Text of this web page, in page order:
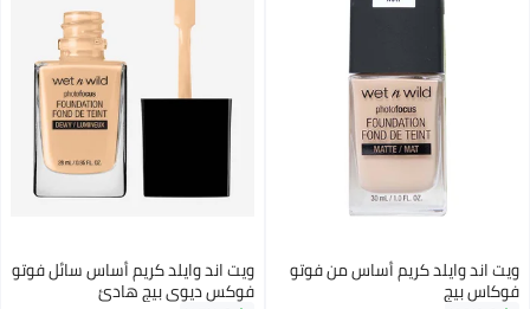
ويت اند وايلد كريم أساس من فوتو
فوكاس بيج
ويت اند وايلد كريم أساس سائل فوتو
فوكس ديوي بيج هادئ